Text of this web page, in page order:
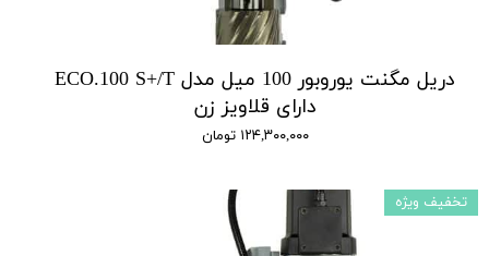
دریل مگنت یوروبور 100 میل مدل ECO.100 S+/T
دارای قلاویز زن
۱۲۴,۳۰۰,۰۰۰ تومان
تخفیف ویژه